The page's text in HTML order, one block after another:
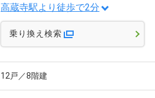
高蔵寺駅より徒歩で2分
乗り換え検索
12戸／8階建